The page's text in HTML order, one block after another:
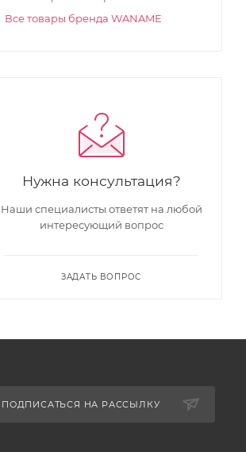
Все товары бренда WANAME
Нужна консультация?
Наши специалисты ответят на любой
интересующий вопрос
ЗАДАТЬ ВОПРОС
ПОДПИСАТЬСЯ НА РАССЫЛКУ